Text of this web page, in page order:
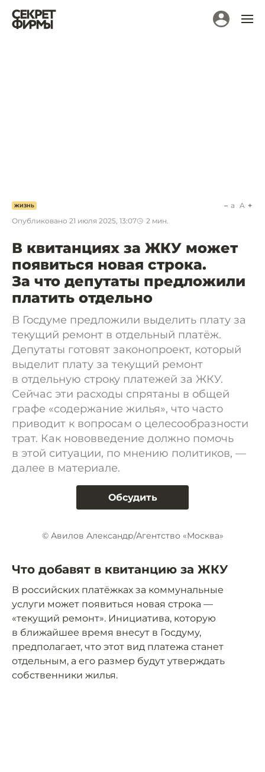
ЖИЗНЬ
Опубликовано 21 июля 2025, 13:07 2 мин.
a A
В квитанциях за ЖКУ может
появиться новая строка.
За что депутаты предложили
платить отдельно
В Госдуме предложили выделить плату за
текущий ремонт в отдельный платёж.
Депутаты готовят законопроект, который
выделит плату за текущий ремонт
в отдельную строку платежей за ЖКУ.
Сейчас эти расходы спрятаны в общей
графе «содержание жилья», что часто
приводит к вопросам о целесообразности
трат. Как нововведение должно помочь
в этой ситуации, по мнению политиков, —
далее в материале.
Обсудить
© Авилов Александр/Агентство «Москва»
Что добавят в квитанцию за ЖКУ
В российских платёжках за коммунальные
услуги может появиться новая строка —
«текущий ремонт». Инициатива, которую
в ближайшее время внесут в Госдуму,
предполагает, что этот вид платежа станет
отдельным, а его размер будут утверждать
собственники жилья.